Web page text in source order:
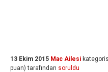
13 Ekim 2015 Mac Ailesi
puan) tarafından soruldu